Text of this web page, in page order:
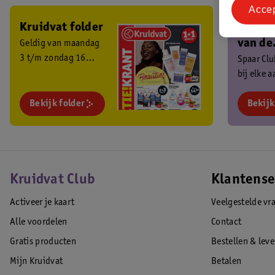
Kruidvat folder
Geldig van maandag
3 t/m zondag 16
Bekijk folder
Ben
van de
Club?
Spaar
bij elke
Kruidvat Club
Activeer je kaart
Alle voordelen
Gratis producten
Mijn Kruidvat
Veelgestelde
Contact
Bestellen &
Betalen